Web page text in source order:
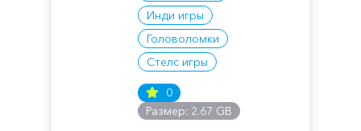
Инди игры
Головоломки
Стелс игры
0
Размер: 2.67 GB